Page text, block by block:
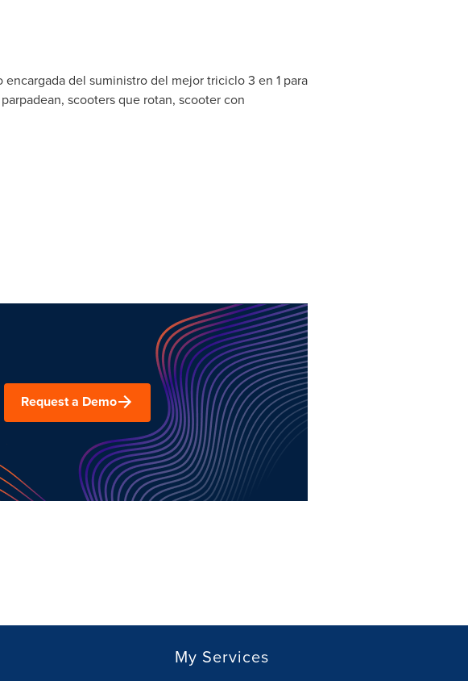
del suministro del mejor triciclo 3 en 1 para
scooters que rotan, scooter con
Request a Demo
My Services